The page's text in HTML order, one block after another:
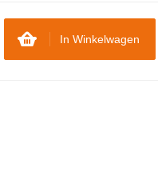
In Winkelwagen